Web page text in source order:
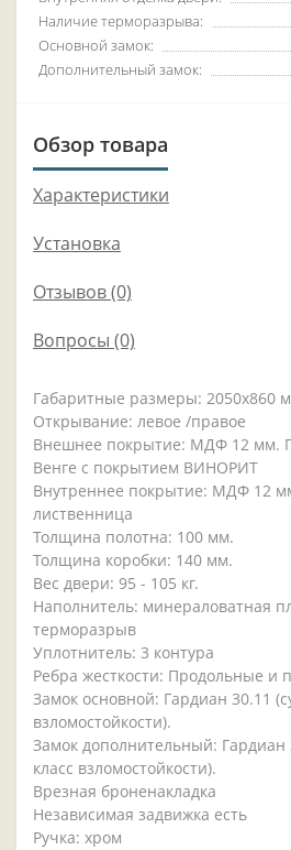
Наличие терморазрыва:
Основной замок:
Дополнительный замок:
Обзор товара
Характеристики
Установка
Отзывов (0)
Вопросы (0)
Габаритные размеры: 2050x860
Открывание: левое /правое
Внешнее покрытие: МДФ 12 мм.
Венге с покрытием ВИНОРИТ
Внутреннее покрытие: МДФ 12
лиственница
Толщина полотна: 100 мм.
Толщина коробки: 140 мм.
Вес двери: 95 - 105 кг.
Наполнитель: минераловатная
терморазрыв
Уплотнитель: 3 контура
Ребра жесткости: Продольные и
Замок основной: Гардиан 30.11
взломостойкости).
Замок дополнительный: Гардиан
класс взломостойкости).
Врезная броненакладка
Независимая задвижка есть
Ручка: хром